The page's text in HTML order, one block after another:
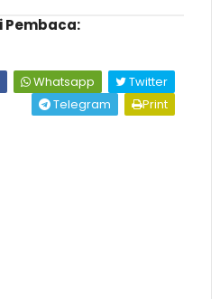
Pembaca:
Whatsapp
Twitter
Telegram
Print